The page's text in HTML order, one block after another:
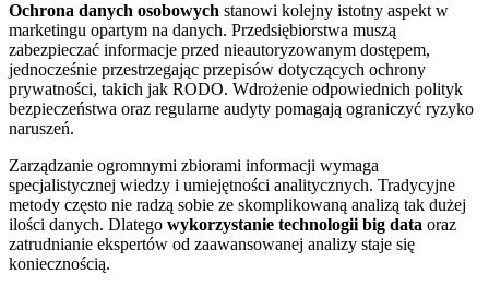
Ochrona danych osobowych stanowi kolejny istotny aspekt w
marketingu opartym na danych. Przedsiębiorstwa muszą
zabezpieczać informacje przed nieautoryzowanym dostępem,
jednocześnie przestrzegając przepisów dotyczących ochrony
prywatności, takich jak RODO. Wdrożenie odpowiednich polityk
bezpieczeństwa oraz regularne audyty pomagają ograniczyć ryzyko
naruszeń.
Zarządzanie ogromnymi zbiorami informacji wymaga
specjalistycznej wiedzy i umiejętności analitycznych. Tradycyjne
metody często nie radzą sobie ze skomplikowaną analizą tak dużej
ilości danych. Dlatego wykorzystanie technologii big data oraz
zatrudnianie ekspertów od zaawansowanej analizy staje się
koniecznością.